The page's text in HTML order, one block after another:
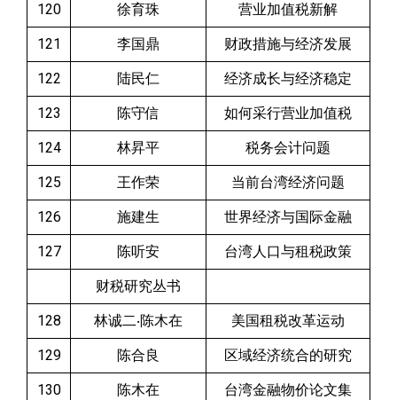
120 徐育珠 营业加值税新解
121 李国鼎 财政措施与经济发展
122 陆民仁 经济成长与经济稳定
123 陈守信 如何采行营业加值税
124 林昇平 税务会计问题
125 王作荣 当前台湾经济问题
126 施建生 世界经济与国际金融
127 陈听安 台湾人口与租税政策
财税研究丛书
128 林诚二‧陈木在 美国租税改革运动
129 陈合良 区域经济统合的研究
130 陈木在 台湾金融物价论文集